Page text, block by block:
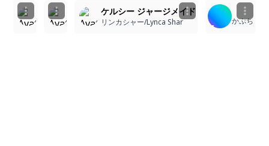
AI化した guu
hys
ケルシー ジャージメイド
リンカシャー/Lynca Shar かぷち